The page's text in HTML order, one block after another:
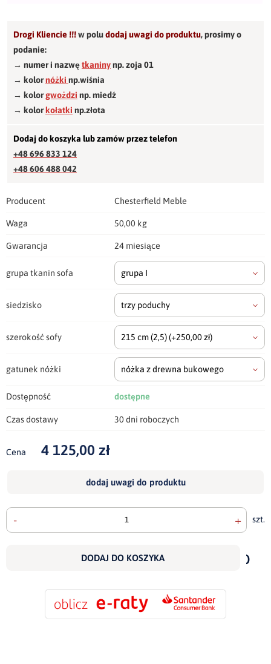
Drogi Kliencie !!!w poludodaj uwagi do produktu,prosimy o
podanie:
→ numer i nazwętkaninynp. zoja 01
→ kolornóżki np.wiśnia
→ kolorgwożdzi np. miedź
→ kolorkołatki np.złota
Dodaj do koszyka lub zamów przez telefon
+48 696 833 124
+48 606 488 042
Producent Chesterfield Meble
Waga 50,00 kg
Gwarancja 24 miesiące
grupa tkanin sofa grupa I
siedzisko trzy poduchy
szerokość sofy 215 cm(2,5)(+250,00 zł)
gatunek nóżki nóżka z drewna bukowego
Dostępność dostępne
Czas dostawy 30 dni roboczych
Cena 4 125,00 zł
dodaj uwagi do produktu
- + szt.
DODAJ DO KOSZYKA
do